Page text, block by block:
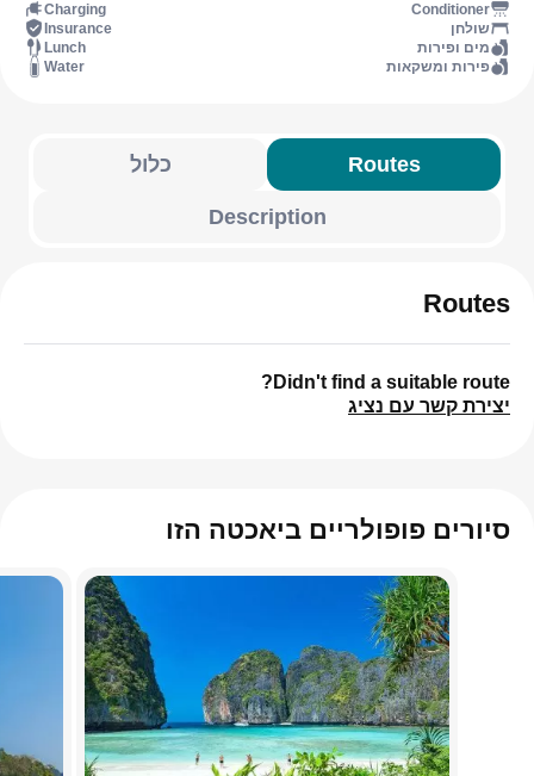
Conditioner
Charging
שולחן
Insurance
מים ופירות
Lunch
פירות ומשקאות
Water
Routes כלול
Description
Routes
Didn't find a suitable route?
יצירת קשר עם נציג
סיורים פופולריים ביאכטה הזו